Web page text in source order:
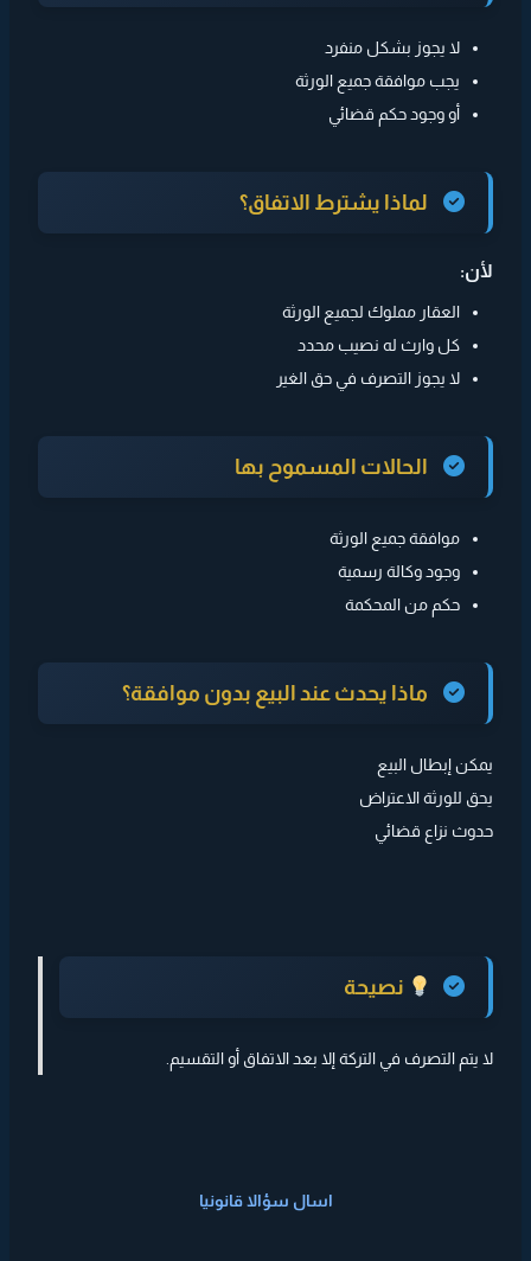
لا يجوز بشكل منفرد
يجب موافقة جميع الورثة
أو وجود حكم قضائي
لماذا يشترط الاتفاق؟
لأن:
العقار مملوك لجميع الورثة
كل وارث له نصيب محدد
لا يجوز التصرف في حق الغير
الحالات المسموح بها
موافقة جميع الورثة
وجود وكالة رسمية
حكم من المحكمة
ماذا يحدث عند البيع بدون موافقة؟
يمكن إبطال البيع
يحق للورثة الاعتراض
حدوث نزاع قضائي
نصيحة
لا يتم التصرف في التركة إلا بعد الاتفاق أو التقسيم.
اسال سؤالا قانونيا